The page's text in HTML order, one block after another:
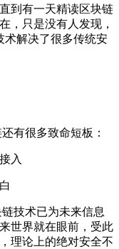
到有一天精读区块链
，只是没有人发现，
术解决了很多传统安
有很多致命短板：
入
技术已为未来信息
世界就在眼前，受此
理论上的绝对安全不